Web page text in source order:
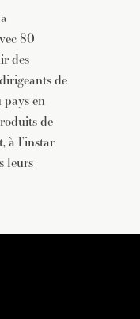
80
des
de
en
de
à l’instar
leurs